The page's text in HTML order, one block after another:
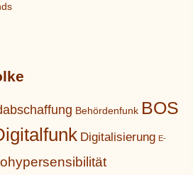
Behördenfunk BOS
Digitalisierung E-